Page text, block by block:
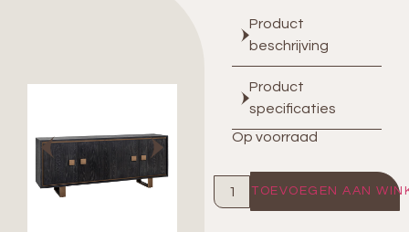
Product
beschrijving
Product
specificaties
Op voorraad
TOEVOEGEN AAN